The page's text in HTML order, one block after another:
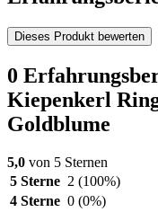
Dieses Produkt bewerten
0
Kiepenkerl
Goldblume
5,0 von 5 Sternen
5 Sterne 2 (100%)
4 Sterne 0 (0%)